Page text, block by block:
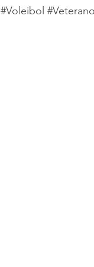
#Voleibol